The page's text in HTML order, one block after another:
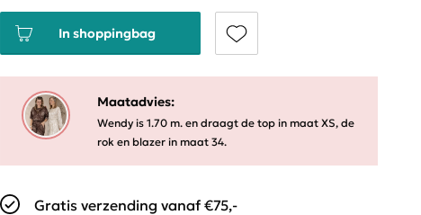
In shoppingbag
Maatadvies:
Wendy is 1.70 m. en draagt de top in maat XS, de
rok en blazer in maat 34.
Gratis verzending vanaf €75,-